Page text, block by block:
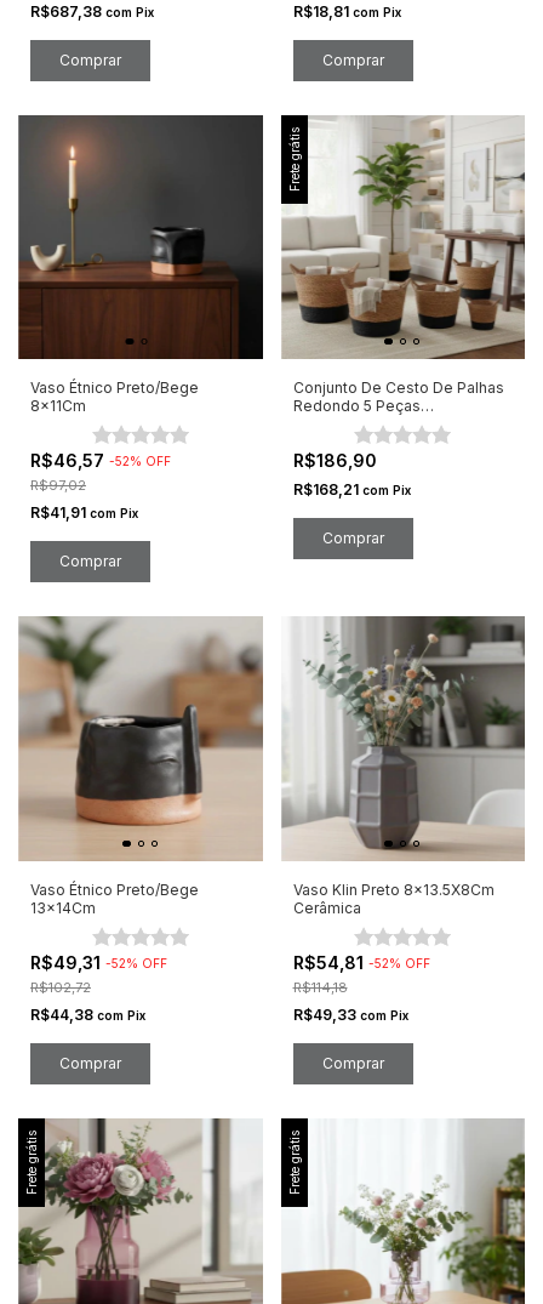
R$687,38 com Pix R$18,81 com Pix
Comprar
Vaso Étnico Preto/Bege
8x11Cm
R$46,57 -52% OFF
R$97,02
R$41,91 com Pix
Frete grátis
Conjunto De Cesto De Palhas
Redondo 5 Peças
14/18/22/26/30cm
R$186,90
R$168,21 com Pix
Vaso Étnico Preto/Bege
13x14Cm
R$49,31 -52% OFF
R$102,72
R$44,38 com Pix
Vaso Klin Preto 8x13.5X8Cm
Cerâmica
R$54,81 -52% OFF
R$114,18
R$49,33 com Pix
Frete grátis Frete grátis